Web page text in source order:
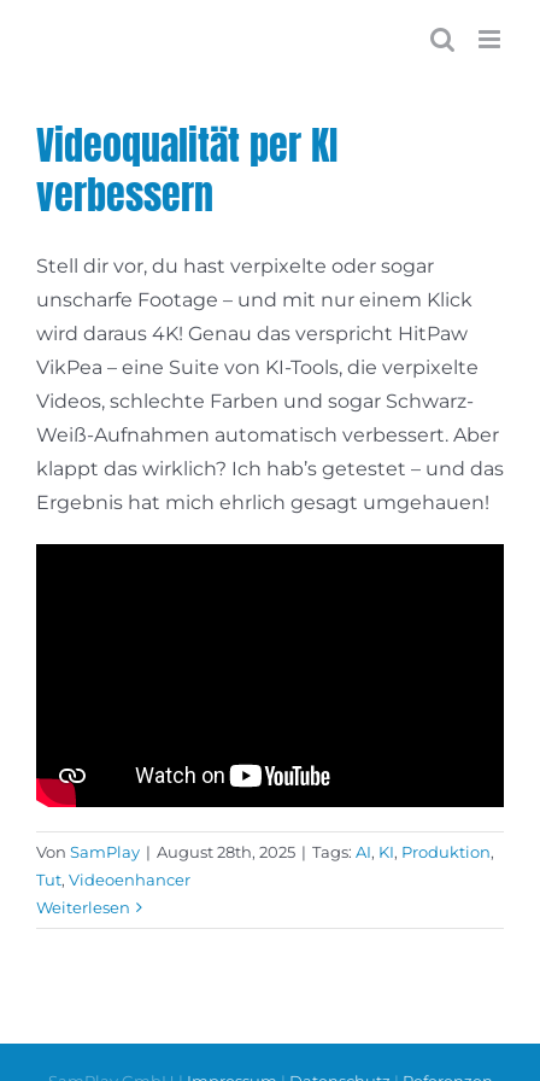
Videoqualität per KI
verbessern
Stell dir vor, du hast verpixelte oder sogar
unscharfe Footage – und mit nur einem Klick
wird daraus 4K! Genau das verspricht HitPaw
VikPea – eine Suite von KI-Tools, die verpixelte
Videos, schlechte Farben und sogar Schwarz-
Weiß-Aufnahmen automatisch verbessert. Aber
klappt das wirklich? Ich hab’s getestet – und das
Ergebnis hat mich ehrlich gesagt umgehauen!
Von SamPlay | August 28th, 2025 | Tags: AI, KI, Produktion,
Tut, Videoenhancer
Weiterlesen